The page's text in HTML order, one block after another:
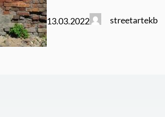
13.03.2022 streetartekb